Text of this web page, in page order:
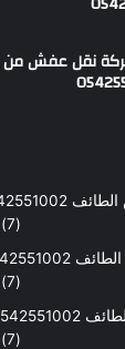
نقل عفش من
(7)
(7)
(7)